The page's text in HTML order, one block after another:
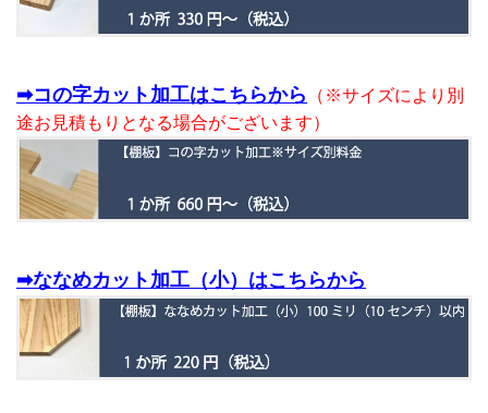
➡コの字カット加工はこちらから
（※サイズにより別
途お見積もりとなる場合がございます）
➡ななめカット加工（小）はこちらから